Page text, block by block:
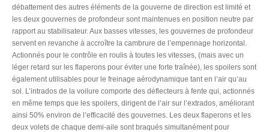
débattement des autres éléments de la gouverne de direction est limité et
les deux gouvernes de profondeur sont maintenues en position neutre par
rapport au stabilisateur. Aux basses vitesses, les gouvernes de profondeur
servent en revanche à accroître la cambrure de l’empennage horizontal.
Actionnés pour le contrôle en roulis à toutes les vitesses, (mais avec un
léger retard sur les flaperons pour éviter une forte traînée), les spoilers sont
également utilisables pour le freinage aérodynamique tant en l’air qu’au
sol. L’intrados de la voilure comporte des déflecteurs à fente qui, actionnés
en même temps que les spoilers, dirigent de l’air sur l’extrados, améliorant
ainsi 50% environ de l’efficacité des gouvernes. Les deux flaperons et les
deux volets de chaque demi-aile sont braqués simultanément pour